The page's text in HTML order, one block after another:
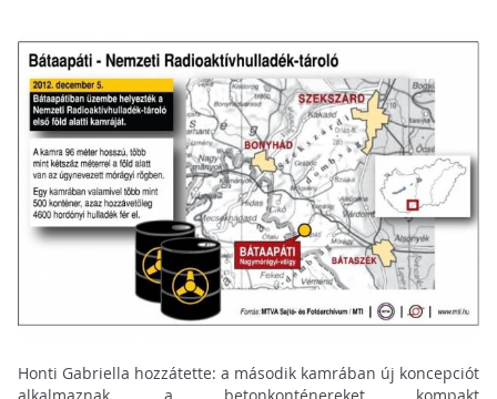
Honti Gabriella hozzátette: a második kamrában új koncepciót
alkalmaznak, a betonkonténereket kompakt